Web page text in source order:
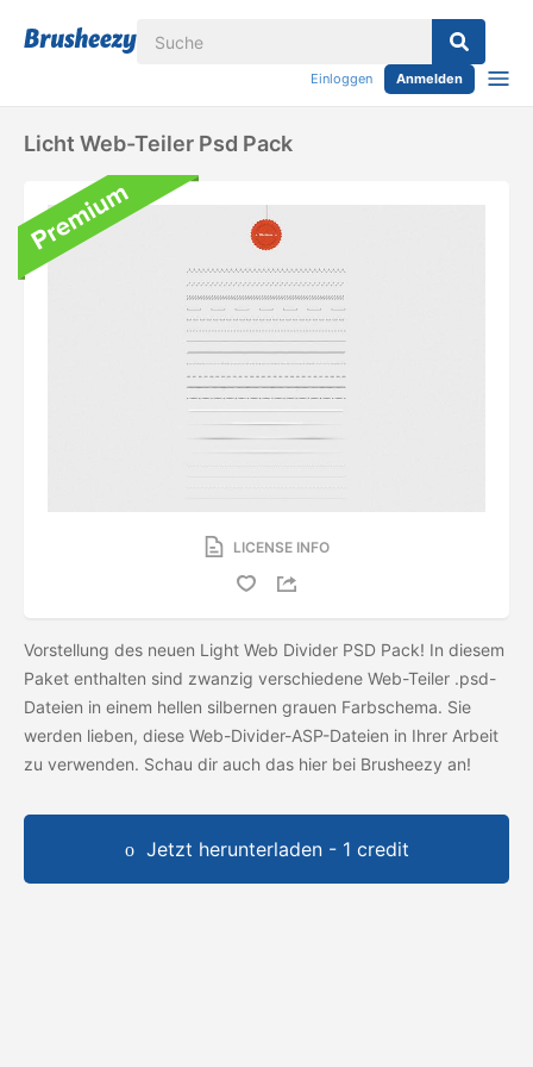
Einloggen Anmelden
Licht Web-Teiler Psd Pack
LICENSE INFO
Vorstellung des neuen Light Web Divider PSD Pack! In diesem
Paket enthalten sind zwanzig verschiedene Web-Teiler .psd-
Dateien in einem hellen silbernen grauen Farbschema. Sie
werden lieben, diese Web-Divider-ASP-Dateien in Ihrer Arbeit
zu verwenden. Schau dir auch das hier bei Brusheezy an!
Jetzt herunterladen - 1 credit